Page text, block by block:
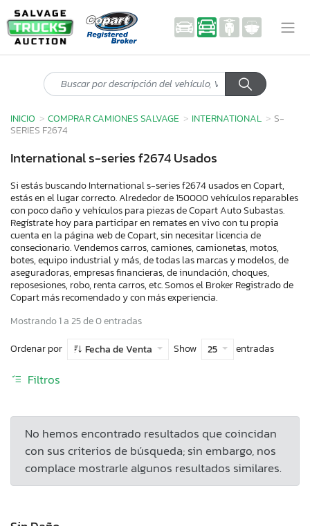
INICIO COMPRAR CAMIONES SALVAGE INTERNATIONAL
S-
SERIES F2674
International s-series f2674 Usados
Si estás buscando International s-series f2674 usados en Copart,
estás en el lugar correcto. Alrededor de 150000 vehículos reparables
con poco daño y vehículos para piezas de Copart Auto Subastas.
Regístrate hoy para participar en remates en vivo con tu propia
cuenta en la página web de Copart, sin necesitar licencia de
consecionario. Vendemos carros, camiones, camionetas, motos,
botes, equipo industrial y más, de todas las marcas y modelos, de
aseguradoras, empresas financieras, de inundación, choques,
reposesiones, robo, renta carros, etc. Somos el Broker Registrado de
Copart más recomendado y con más experiencia.
Mostrando 1 a 25 de 0 entradas
Ordenar por
Fecha de Venta Show 25 entradas
Filtros
No hemos encontrado resultados que coincidan
con sus criterios de búsqueda; sin embargo, nos
complace mostrarle algunos resultados similares.